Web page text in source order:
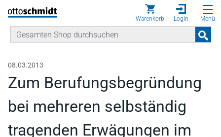
Direkt zum Inhalt
Warenkorb Login Menü
08.03.2013
Zum Berufungsbegründung
bei mehreren selbständig
tragenden Erwägungen im